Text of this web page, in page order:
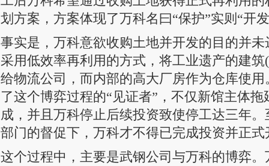
划方案，方案体现了万科名曰“保护”实则“开
事实是，万科意欲收购土地并开发的目的并
采用低效率再利用的方式，将工业遗产的建
给物流公司，而内部的高大厂房作为仓库使
了这个博弈过程的“见证者”，不仅新馆主体拖
成，并且万科停止后续投资致使停工达三年。
部门的督促下，万科才不得已完成投资并正式
这个过程中，主要是武钢公司与万科的博弈